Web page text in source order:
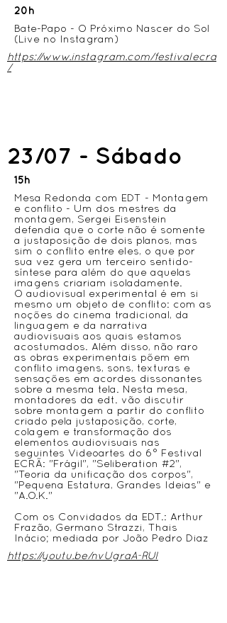
20h
Bate-Papo - O Próximo Nascer do Sol
(Live no Instagram)
https://www.instagram.com/festivalecra
/
23/07 - Sábado
15h
Mesa Redonda com EDT - Montagem
e conflito - Um dos mestres da
montagem, Sergei Eisenstein
defendia que o corte não é somente
a justaposição de dois planos, mas
sim o conflito entre eles, o que por
sua vez gera um terceiro sentido-
síntese para além do que aquelas
imagens criariam isoladamente.
O audiovisual experimental é em si
mesmo um objeto de conflito: com as
noções do cinema tradicional, da
linguagem e da narrativa
audiovisuais aos quais estamos
acostumados. Além disso, não raro
as obras experimentais põem em
conflito imagens, sons, texturas e
sensações em acordes dissonantes
sobre a mesma tela. Nesta mesa,
montadores da edt. vão discutir
sobre montagem a partir do conflito
criado pela justaposição, corte,
colagem e transformação dos
elementos audiovisuais nas
seguintes Videoartes do 6° Festival
ECRÃ: "Frágil", "Seliberation #2",
"Teoria da unificação dos corpos",
"Pequena Estatura, Grandes Ideias" e
"A.O.K."
Com os Convidados da EDT.: Arthur
Frazão, Germano Strazzi, Thais
Inácio; mediada por João Pedro Diaz
https://youtu.be/nvUgraA-RUI